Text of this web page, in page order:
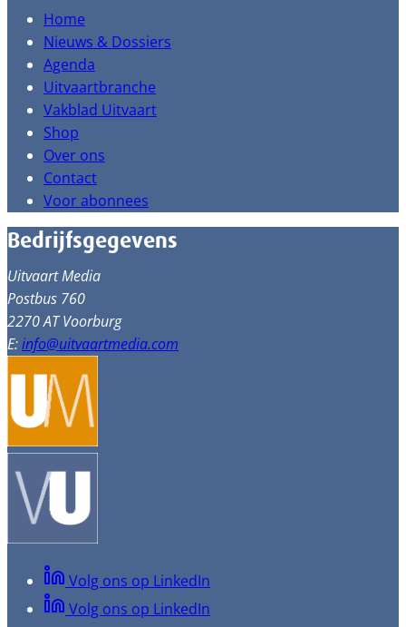
Home
Nieuws & Dossiers
Agenda
Uitvaartbranche
Vakblad Uitvaart
Shop
Over ons
Contact
Voor abonnees
Bedrijfsgegevens
Uitvaart Media
Postbus 760
2270 AT Voorburg
E:info@uitvaartmedia.com
Volg ons op LinkedIn
Volg ons op LinkedIn